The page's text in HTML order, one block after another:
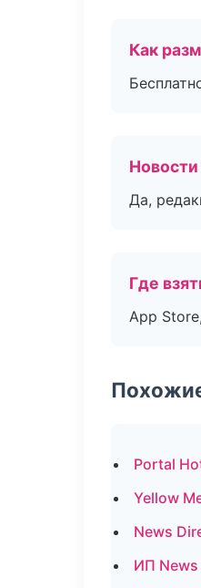
Как
Да,
Где
App
Portal
Yellow
News
ИП